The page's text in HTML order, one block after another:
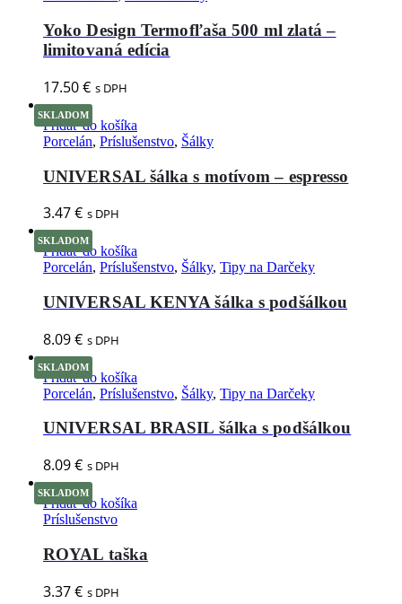
Yoko Design Termofľaša 500 ml zlatá –
limitovaná edícia
17.50€ s DPH
SKLADOM
Pridať do košíka
Porcelán, Príslušenstvo, Šálky
UNIVERSAL šálka s motívom – espresso
3.47€ s DPH
SKLADOM
Pridať do košíka
Porcelán, Príslušenstvo, Šálky, Tipy na Darčeky
UNIVERSAL KENYA šálka s podšálkou
8.09€ s DPH
SKLADOM
Pridať do košíka
Porcelán, Príslušenstvo, Šálky, Tipy na Darčeky
UNIVERSAL BRASIL šálka s podšálkou
8.09€ s DPH
SKLADOM
Pridať do košíka
Príslušenstvo
ROYAL taška
3.37€ s DPH